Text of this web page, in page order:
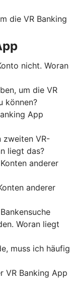
die VR Banking
nicht. Woran
um die VR
können?
App
zweiten VR-
liegt das?
anderer
anderer
Woran liegt
muss ich häufig
VR Banking App